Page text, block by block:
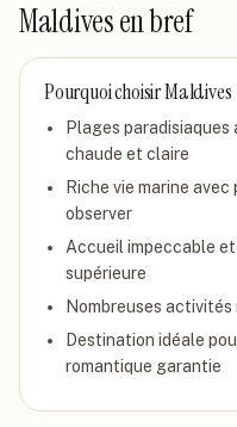
Maldivesen bref
Pourquoi choisirMaldives
Plages
chaude et claire
Riche vie marine
observer
Accueil impeccable
supérieure
Nombreuses
Destination idéale
romantique garantie